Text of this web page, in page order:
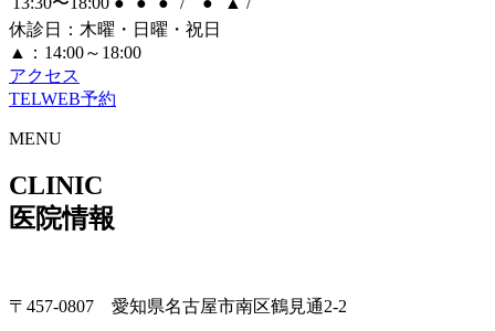
休診日：木曜・日曜・祝日
▲：14:00～18:00
アクセス
TELWEB予約
MENU
CLINIC
医院情報
〒457-0807 愛知県名古屋市南区鶴見通2-2